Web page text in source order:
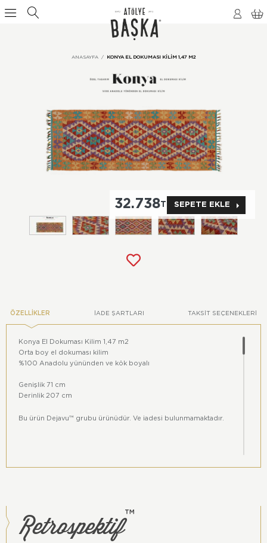
ANASAYFA KONYA EL DOKUMASI KILIM 1,47 M2
32.738TL SEPETE EKLE
ÖZELLIKLER İADE ŞARTLARI TAKSIT SEÇENEKLERI
Konya El Dokuması Kilim 1,47 m2
Orta boy el dokuması kilim
%100 Anadolu yününden ve kök boyalı
Genişlik 71 cm
Derinlik 207 cm
Bu ürün Dejavu™ grubu ürünüdür. Ve iadesi bulunmamaktadır.
Retrospektif™